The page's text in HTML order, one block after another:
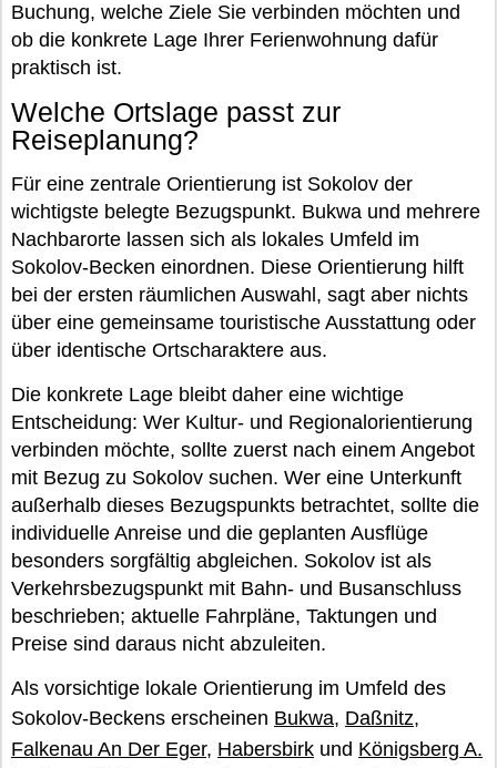
Buchung, welche Ziele Sie verbinden möchten und
ob die konkrete Lage Ihrer Ferienwohnung dafür
praktisch ist.
Welche Ortslage passt zur
Reiseplanung?
Für eine zentrale Orientierung ist Sokolov der
wichtigste belegte Bezugspunkt. Bukwa und mehrere
Nachbarorte lassen sich als lokales Umfeld im
Sokolov-Becken einordnen. Diese Orientierung hilft
bei der ersten räumlichen Auswahl, sagt aber nichts
über eine gemeinsame touristische Ausstattung oder
über identische Ortscharaktere aus.
Die konkrete Lage bleibt daher eine wichtige
Entscheidung: Wer Kultur- und Regionalorientierung
verbinden möchte, sollte zuerst nach einem Angebot
mit Bezug zu Sokolov suchen. Wer eine Unterkunft
außerhalb dieses Bezugspunkts betrachtet, sollte die
individuelle Anreise und die geplanten Ausflüge
besonders sorgfältig abgleichen. Sokolov ist als
Verkehrsbezugspunkt mit Bahn- und Busanschluss
beschrieben; aktuelle Fahrpläne, Taktungen und
Preise sind daraus nicht abzuleiten.
Als vorsichtige lokale Orientierung im Umfeld des
Sokolov-Beckens erscheinen Bukwa, Daßnitz,
Falkenau An Der Eger, Habersbirk und Königsberg A.